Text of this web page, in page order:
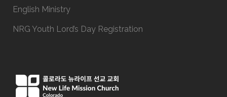
English Ministry
NRG Youth Lord’s Day Registration